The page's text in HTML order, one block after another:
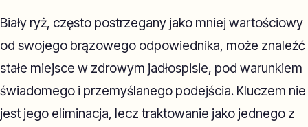
Biały ryż, często postrzegany jako mniej wartościowy
od swojego brązowego odpowiednika, może znaleźć
stałe miejsce w zdrowym jadłospisie, pod warunkiem
świadomego i przemyślanego podejścia. Kluczem nie
jest jego eliminacja, lecz traktowanie jako jednego z